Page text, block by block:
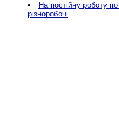
На постійну роботу
різноробочі